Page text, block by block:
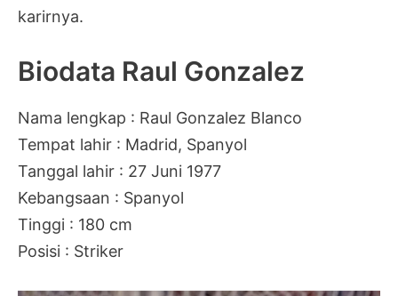
karirnya.
Biodata Raul Gonzalez
Nama lengkap : Raul Gonzalez Blanco
Tempat lahir : Madrid, Spanyol
Tanggal lahir : 27 Juni 1977
Kebangsaan : Spanyol
Tinggi : 180 cm
Posisi : Striker